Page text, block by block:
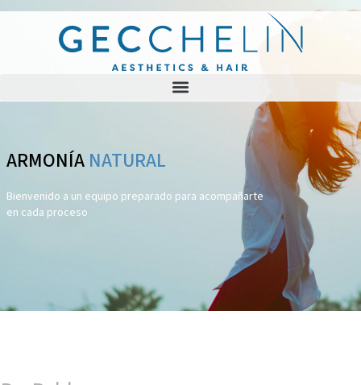
ARMONÍA NATURAL
Bienvenido a un equipo preparado para acompañarte
en cada proceso